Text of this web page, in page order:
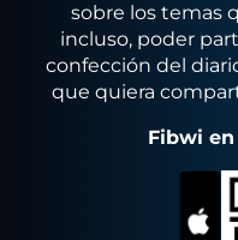
sobre los temas
incluso, poder
confección del
que quiera
Fibwi